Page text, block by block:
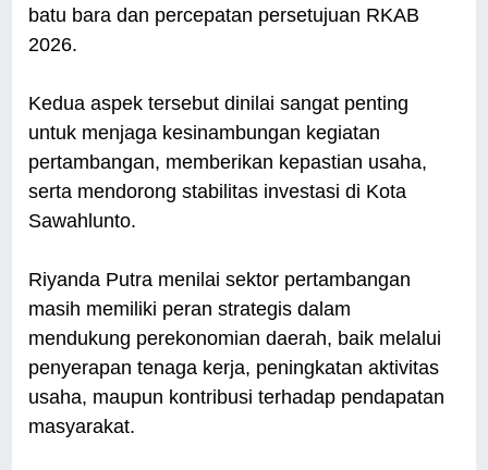
batu bara dan percepatan persetujuan RKAB
2026.
Kedua aspek tersebut dinilai sangat penting
untuk menjaga kesinambungan kegiatan
pertambangan, memberikan kepastian usaha,
serta mendorong stabilitas investasi di Kota
Sawahlunto.
Riyanda Putra menilai sektor pertambangan
masih memiliki peran strategis dalam
mendukung perekonomian daerah, baik melalui
penyerapan tenaga kerja, peningkatan aktivitas
usaha, maupun kontribusi terhadap pendapatan
masyarakat.